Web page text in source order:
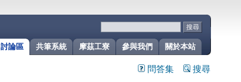
關於本站
參與我們
摩茲工寮
共筆系統
討論區
問答集 搜尋